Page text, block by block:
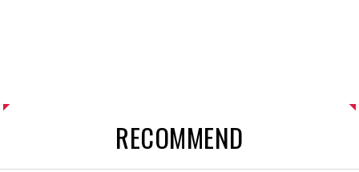
RECOMMEND